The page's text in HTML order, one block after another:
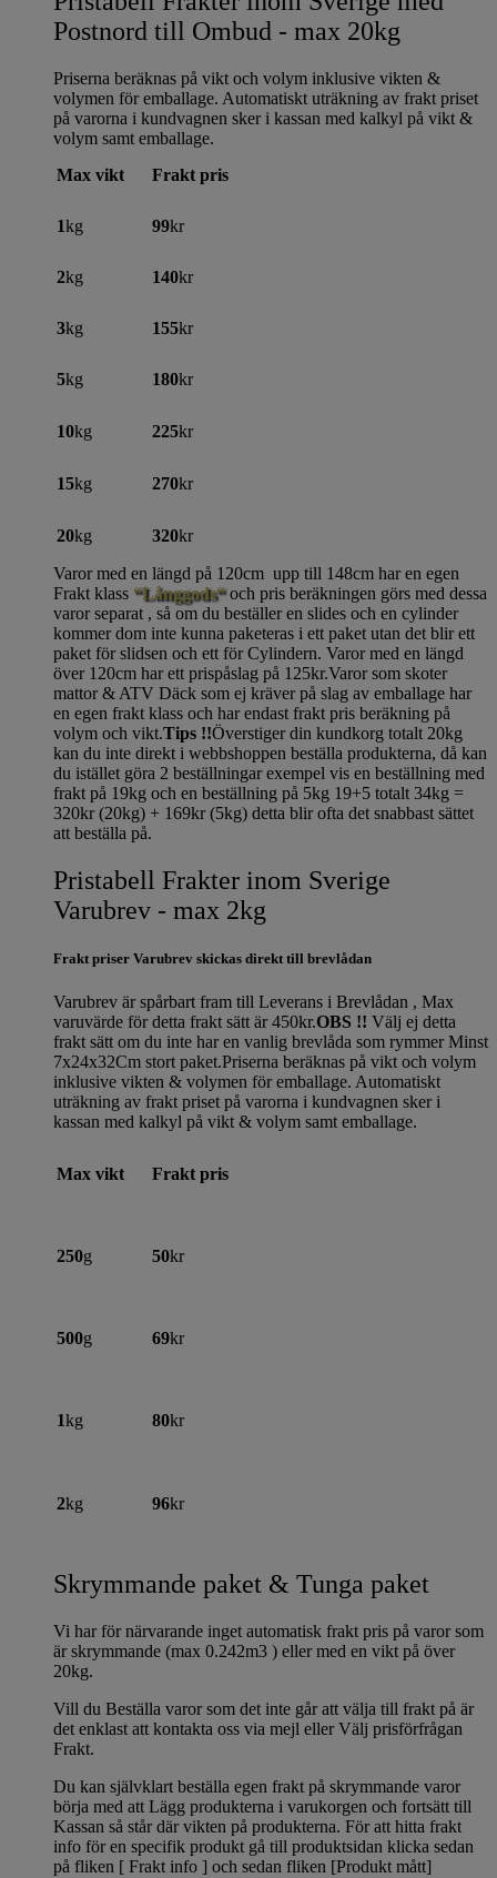
Postnord till Ombud - max 20kg
Priserna beräknas på vikt och volym inklusive vikten &
volymen för emballage. Automatiskt uträkning av frakt priset
på varorna i kundvagnen sker i kassan med kalkyl på vikt &
volym samt emballage.
Max vikt
Frakt pris
1kg 99kr
2kg 140kr
3kg 155kr
5kg 180kr
10kg 225kr
15kg 270kr
20kg 320kr
Varor med en längd på 120cm upp till 148cm har en egen
Frakt klass “Långgods“och pris beräkningen görs med dessa
varor separat , så om du beställer en slides och en cylinder
kommer dom inte kunna paketeras i ett paket utan det blir ett
paket för slidsen och ett för Cylindern. Varor med en längd
över 120cm har ett prispåslag på 125kr.Varor som skoter
mattor & ATV Däck som ej kräver på slag av emballage har
en egen frakt klass och har endast frakt pris beräkning på
volym och vikt.Tips !!Överstiger din kundkorg totalt 20kg
kan du inte direkt i webbshoppen beställa produkterna, då kan
du istället göra 2 beställningar exempel vis en beställning med
frakt på 19kg och en beställning på 5kg 19+5 totalt 34kg =
320kr (20kg) + 169kr (5kg) detta blir ofta det snabbast sättet
att beställa på.
Pristabell Frakter inom Sverige
Varubrev - max 2kg
Frakt priser Varubrev skickas direkt till brevlådan
Varubrev är spårbart fram till Leverans i Brevlådan , Max
varuvärde för detta frakt sätt är 450kr.OBS !! Välj ej detta
frakt sätt om du inte har en vanlig brevlåda som rymmer Minst
7x24x32Cm stort paket.Priserna beräknas på vikt och volym
inklusive vikten & volymen för emballage. Automatiskt
uträkning av frakt priset på varorna i kundvagnen sker i
kassan med kalkyl på vikt & volym samt emballage.
Max vikt Frakt pris
250g 50kr
500g 69kr
1kg 80kr
2kg 96kr
Skrymmande paket & Tunga paket
Vi har för närvarande inget automatisk frakt pris på varor som
är skrymmande (max 0.242m3 ) eller med en vikt på över
20kg.
Vill du Beställa varor som det inte går att välja till frakt på är
det enklast att kontakta oss via mejl eller Välj prisförfrågan
Frakt.
Du kan självklart beställa egen frakt på skrymmande varor
börja med att Lägg produkterna i varukorgen och fortsätt till
Kassan så står där vikten på produkterna. För att hitta frakt
info för en specifik produkt gå till produktsidan klicka sedan
på fliken [ Frakt info ] och sedan fliken [Produkt mått]